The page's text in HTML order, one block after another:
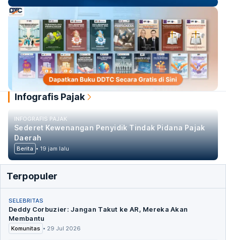
Infografis Pajak
INFOGRAFIS PAJAK
Sederet Kewenangan Penyidik Tindak Pidana Pajak
Daerah
Berita • 19 jam lalu
Terpopuler
SELEBRITAS
Deddy Corbuzier: Jangan Takut ke AR, Mereka Akan
Membantu
Komunitas • 29 Jul 2026